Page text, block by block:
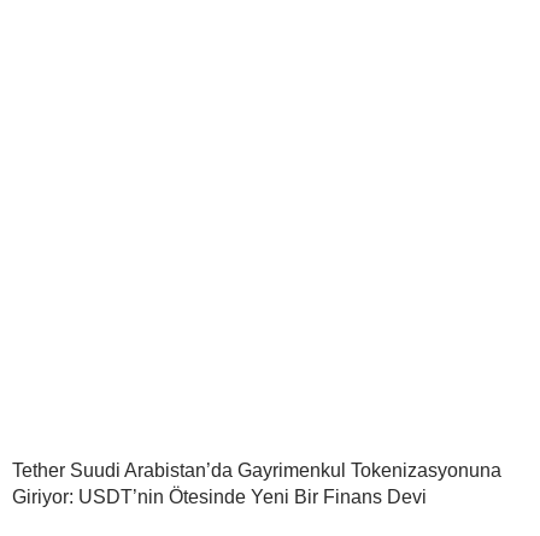
Tether Suudi Arabistan’da Gayrimenkul Tokenizasyonuna
Giriyor: USDT’nin Ötesinde Yeni Bir Finans Devi